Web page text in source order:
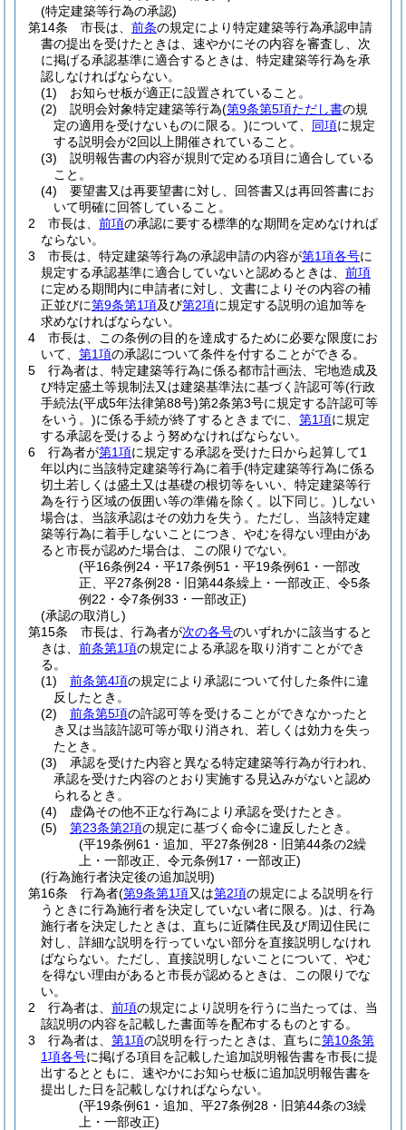
(特定建築等行為の承認)
第14条
市長は、 前条の規定により特定建築等行為承認申請
書の提出を受けたときは、速やかにその内容を審査し、次
に掲げる承認基準に適合するときは、特定建築等行為を承
認しなければならない。
(1)
お知らせ板が適正に設置されていること。
(2)
説明会対象特定建築等行為(第9条第5項ただし書の規
定の適用を受けないものに限る。)について、 同項に規定
する説明会が2回以上開催されていること。
(3)
説明報告書の内容が規則で定める項目に適合している
こと。
(4)
要望書又は再要望書に対し、回答書又は再回答書にお
いて明確に回答していること。
2
市長は、 前項の承認に要する標準的な期間を定めなければ
ならない。
3
市長は、特定建築等行為の承認申請の内容が第1項各号に
規定する承認基準に適合していないと認めるときは、 前項
に定める期間内に申請者に対し、文書によりその内容の補
正並びに第9条第1項及び第2項に規定する説明の追加等を
求めなければならない。
4
市長は、この条例の目的を達成するために必要な限度にお
いて、 第1項の承認について条件を付することができる。
5
行為者は、特定建築等行為に係る都市計画法、宅地造成及
び特定盛土等規制法又は建築基準法に基づく許認可等(行政
手続法(平成5年法律第88号)第2条第3号に規定する許認可等
をいう。)に係る手続が終了するときまでに、 第1項に規定
する承認を受けるよう努めなければならない。
6
行為者が第1項に規定する承認を受けた日から起算して1
年以内に当該特定建築等行為に着手(特定建築等行為に係る
切土若しくは盛土又は基礎の根切等をいい、特定建築等行
為を行う区域の仮囲い等の準備を除く。以下同じ。) しない
場合は、当該承認はその効力を失う。 ただし、当該特定建
築等行為に着手しないことにつき、やむを得ない理由があ
ると市長が認めた場合は、この限りでない。
(平16条例24・平17条例51・平19条例61・一部改
正、平27条例28・旧第44条繰上・一部改正、令5条
例22・令7条例33・一部改正)
(承認の取消し)
第15条
市長は、行為者が次の各号のいずれかに該当すると
きは、 前条第1項の規定による承認を取り消すことができ
る。
(1)
前条第4項の規定により承認について付した条件に違
反したとき。
(2)
前条第5項の許認可等を受けることができなかったと
き又は当該許認可等が取り消され、若しくは効力を失っ
たとき。
(3)
承認を受けた内容と異なる特定建築等行為が行われ、
承認を受けた内容のとおり実施する見込みがないと認め
られるとき。
(4)
虚偽その他不正な行為により承認を受けたとき。
(5)
第23条第2項の規定に基づく命令に違反したとき。
(平19条例61・追加、平27条例28・旧第44条の2繰
上・一部改正、令元条例17・一部改正)
(行為施行者決定後の追加説明)
第16条
行為者(第9条第1項又は第2項の規定による説明を行
うときに行為施行者を決定していない者に限る。)は、行為
施行者を決定したときは、直ちに近隣住民及び周辺住民に
対し、詳細な説明を行っていない部分を直接説明しなけれ
ばならない。 ただし、直接説明しないことについて、やむ
を得ない理由があると市長が認めるときは、この限りでな
い。
2
行為者は、 前項の規定により説明を行うに当たっては、当
該説明の内容を記載した書面等を配布するものとする。
3
行為者は、 第1項の説明を行ったときは、直ちに第10条第
1項各号に掲げる項目を記載した追加説明報告書を市長に提
出するとともに、速やかにお知らせ板に追加説明報告書を
提出した日を記載しなければならない。
(平19条例61・追加、平27条例28・旧第44条の3繰
上・一部改正)